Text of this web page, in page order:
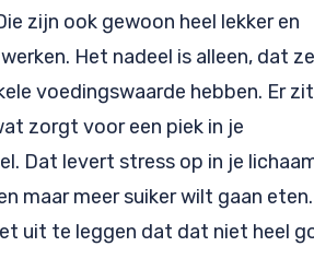
zijn ook gewoon heel lekker en
Het nadeel is alleen, dat ze
voedingswaarde hebben. Er
zorgt voor een piek in je
Dat levert stress op in je
maar meer suiker wilt gaan eten.
uit te leggen dat dat niet heel